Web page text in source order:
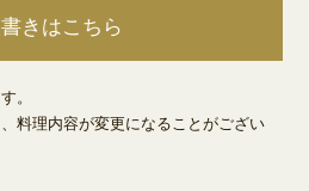
きはこちら
。
料理内容が変更になることがござい